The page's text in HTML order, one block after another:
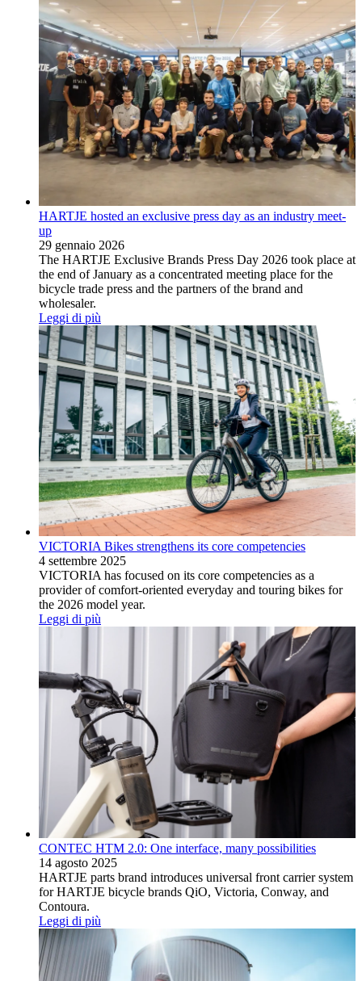
HARTJE hosted an exclusive press day as an industry meet-
up
29 gennaio 2026
The HARTJE Exclusive Brands Press Day 2026 took place at
the end of January as a concentrated meeting place for the
bicycle trade press and the partners of the brand and
wholesaler.
Leggi di più
VICTORIA Bikes strengthens its core competencies
4 settembre 2025
VICTORIA has focused on its core competencies as a
provider of comfort-oriented everyday and touring bikes for
the 2026 model year.
Leggi di più
CONTEC HTM 2.0: One interface, many possibilities
14 agosto 2025
HARTJE parts brand introduces universal front carrier system
for HARTJE bicycle brands QiO, Victoria, Conway, and
Contoura.
Leggi di più